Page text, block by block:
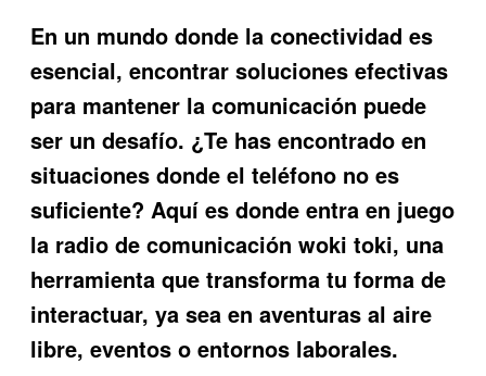
En un mundo donde la conectividad es
esencial, encontrar soluciones efectivas
para mantener la comunicación puede
ser un desafío. ¿Te has encontrado en
situaciones donde el teléfono no es
suficiente? Aquí es donde entra en juego
la radio de comunicación woki toki, una
herramienta que transforma tu forma de
interactuar, ya sea en aventuras al aire
libre, eventos o entornos laborales.